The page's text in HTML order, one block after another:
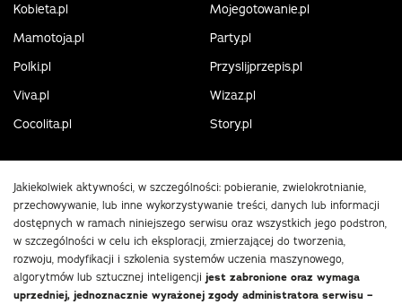
Kobieta.pl
Mojegotowanie.pl
Mamotoja.pl
Party.pl
Polki.pl
Przyslijprzepis.pl
Viva.pl
Wizaz.pl
Cocolita.pl
Story.pl
Jakiekolwiek aktywności, w szczególności: pobieranie, zwielokrotnianie,
przechowywanie, lub inne wykorzystywanie treści, danych lub informacji
dostępnych w ramach niniejszego serwisu oraz wszystkich jego podstron,
w szczególności w celu ich eksploracji, zmierzającej do tworzenia,
rozwoju, modyfikacji i szkolenia systemów uczenia maszynowego,
algorytmów lub sztucznej inteligencji jest zabronione oraz wymaga
uprzedniej, jednoznacznie wyrażonej zgody administratora serwisu –